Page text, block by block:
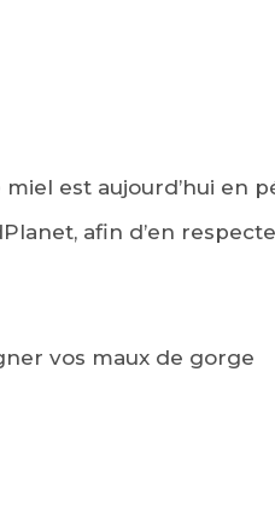
est aujourd’hui en
afin d’en
vos maux de gorge